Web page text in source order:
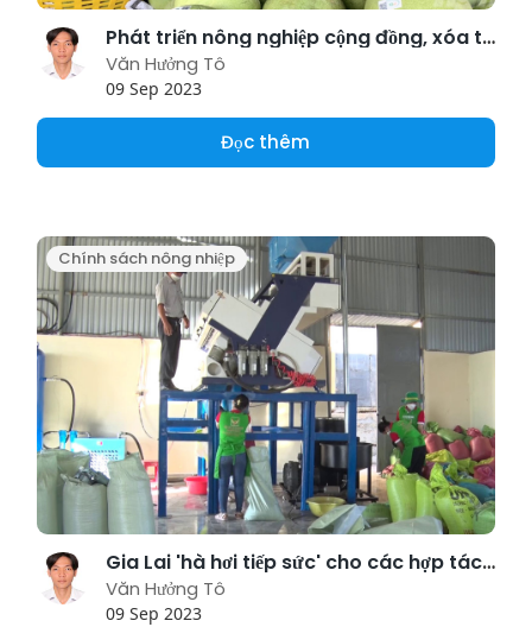
Phát triển nông nghiệp cộng đồng, xóa tan nỗi lo ở làng quê Trà Vinh
Văn Hưởng Tô
09 Sep 2023
Đọc thêm
Chính sách nông nhiệp
Gia Lai 'hà hơi tiếp sức' cho các hợp tác xã nông nghiệp
Văn Hưởng Tô
09 Sep 2023